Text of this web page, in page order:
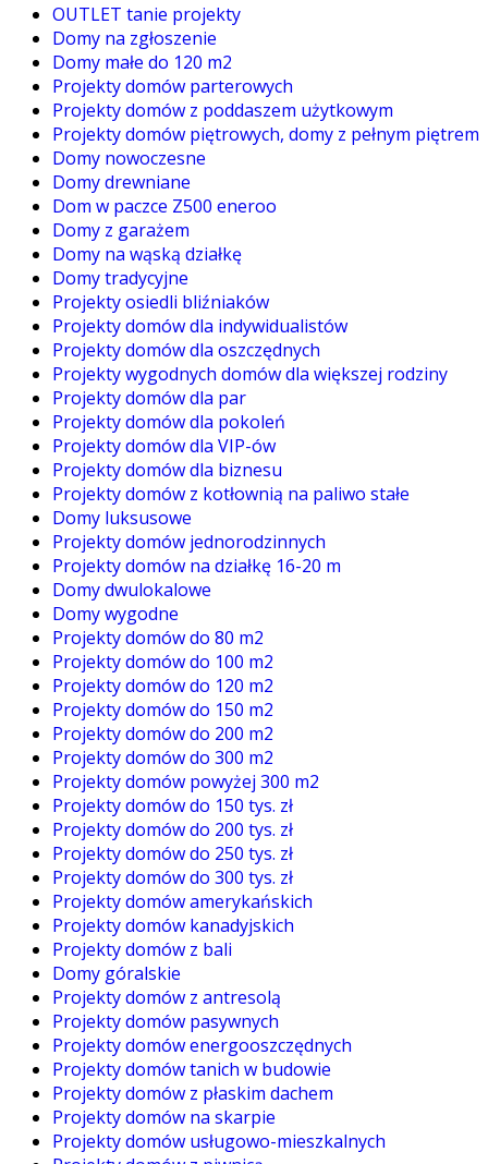
OUTLET tanie projekty
Domy na zgłoszenie
Domy małe do 120 m2
Projekty domów parterowych
Projekty domów z poddaszem użytkowym
Projekty domów piętrowych, domy z pełnym piętrem
Domy nowoczesne
Domy drewniane
Dom w paczce Z500 eneroo
Domy z garażem
Domy na wąską działkę
Domy tradycyjne
Projekty osiedli bliźniaków
Projekty domów dla indywidualistów
Projekty domów dla oszczędnych
Projekty wygodnych domów dla większej rodziny
Projekty domów dla par
Projekty domów dla pokoleń
Projekty domów dla VIP-ów
Projekty domów dla biznesu
Projekty domów z kotłownią na paliwo stałe
Domy luksusowe
Projekty domów jednorodzinnych
Projekty domów na działkę 16-20 m
Domy dwulokalowe
Domy wygodne
Projekty domów do 80 m2
Projekty domów do 100 m2
Projekty domów do 120 m2
Projekty domów do 150 m2
Projekty domów do 200 m2
Projekty domów do 300 m2
Projekty domów powyżej 300 m2
Projekty domów do 150 tys. zł
Projekty domów do 200 tys. zł
Projekty domów do 250 tys. zł
Projekty domów do 300 tys. zł
Projekty domów amerykańskich
Projekty domów kanadyjskich
Projekty domów z bali
Domy góralskie
Projekty domów z antresolą
Projekty domów pasywnych
Projekty domów energooszczędnych
Projekty domów tanich w budowie
Projekty domów z płaskim dachem
Projekty domów na skarpie
Projekty domów usługowo-mieszkalnych